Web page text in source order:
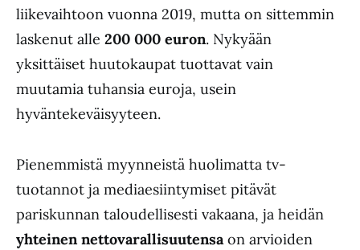
liikevaihtoon vuonna 2019, mutta on sittemmin
laskenut alle 200 000 euron. Nykyään
yksittäiset huutokaupat tuottavat vain
muutamia tuhansia euroja, usein
hyväntekeväisyyteen.
Pienemmistä myynneistä huolimatta tv-
tuotannot ja mediaesiintymiset pitävät
pariskunnan taloudellisesti vakaana, ja heidän
yhteinen nettovarallisuutensaon arvioiden